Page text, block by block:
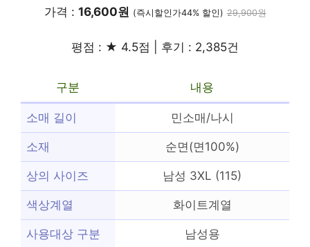
가격 : 16,600원 (즉시할인가44% 할인) 29,900원
평점 : ★ 4.5점 | 후기 : 2,385건
구분 내용
소매 길이 민소매/나시
소재 순면(면100%)
상의 사이즈 남성 3XL (115)
색상계열 화이트계열
사용대상 구분 남성용